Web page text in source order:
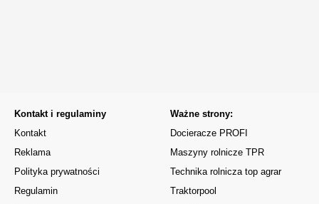
Kontakt i regulaminy
Kontakt
Reklama
Polityka prywatności
Regulamin
Ważne strony:
Docieracze PROFI
Maszyny rolnicze TPR
Technika rolnicza top agrar
Traktorpool